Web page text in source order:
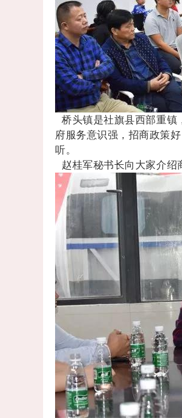
桥头镇是社旗县西部重镇
府服务意识强，招商政策
听。
赵桂军秘书长向大家介绍